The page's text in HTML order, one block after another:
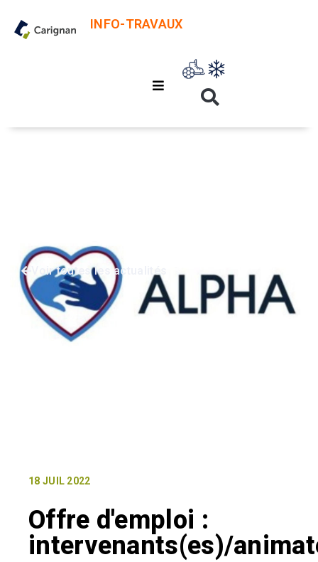
INFO-TRAVAUX
Voir toutes les actualités
18 JUIL 2022
Offre d'emploi :
intervenants(es)/